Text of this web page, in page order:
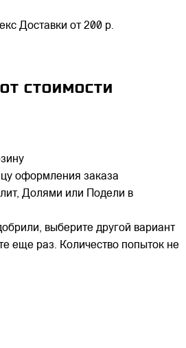
Доставки от 200 р.
СТОИМОСТИ
оформления заказа
Долями или Подели в
выберите другой вариант
еще раз. Количество попыток не